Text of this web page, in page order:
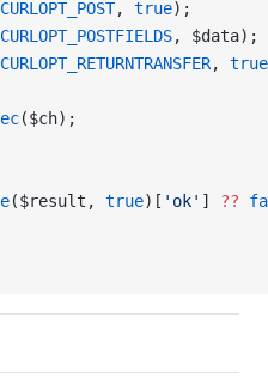
CURLOPT_POST, true);
CURLOPT_POSTFIELDS, $data);
CURLOPT_RETURNTRANSFER, true
($ch);
($result , true)[ 'ok' ] ??